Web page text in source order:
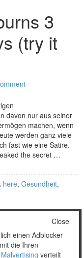
3
(try it
davon nur aus seiner
machen, wenn
werden ganz viele
fast wie eine Satire.
the secret …
here, Gesundheit,
Close
einen Adblocker
die Ihren
Malvertising verteilt